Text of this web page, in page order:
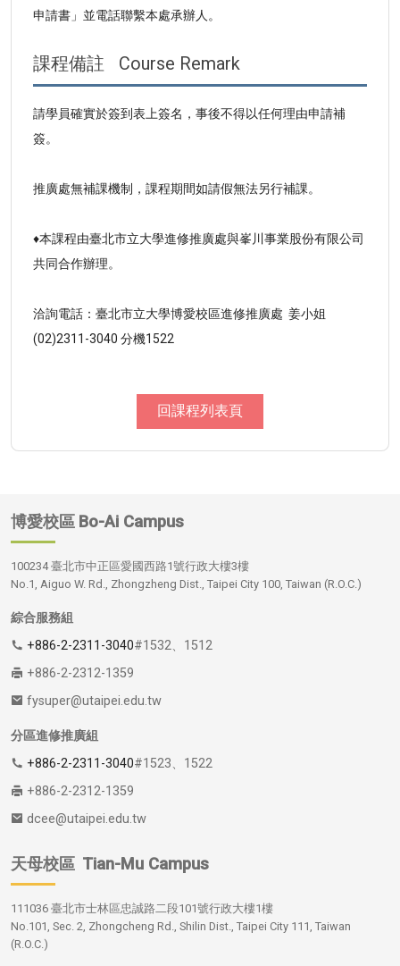
申請書」並電話聯繫本處承辦人。
課程備註 Course Remark
請學員確實於簽到表上簽名，事後不得以任何理由申請補
簽。
推廣處無補課機制，課程期間如請假無法另行補課。
♦本課程由臺北市立大學進修推廣處與峯川事業股份有限公司
共同合作辦理。
洽詢電話：臺北市立大學博愛校區進修推廣處 姜小姐
(02)2311-3040 分機1522
回課程列表頁
博愛校區 Bo-Ai Campus
100234 臺北市中正區愛國西路1號行政大樓3樓
No.1, Aiguo W. Rd., Zhongzheng Dist., Taipei City 100, Taiwan (R.O.C.)
綜合服務組
+886-2-2311-3040#1532、1512
+886-2-2312-1359
fysuper@utaipei.edu.tw
分區進修推廣組
+886-2-2311-3040#1523、1522
+886-2-2312-1359
dcee@utaipei.edu.tw
天母校區 Tian-Mu Campus
111036 臺北市士林區忠誠路二段101號行政大樓1樓
No.101, Sec. 2, Zhongcheng Rd., Shilin Dist., Taipei City 111, Taiwan
(R.O.C.)